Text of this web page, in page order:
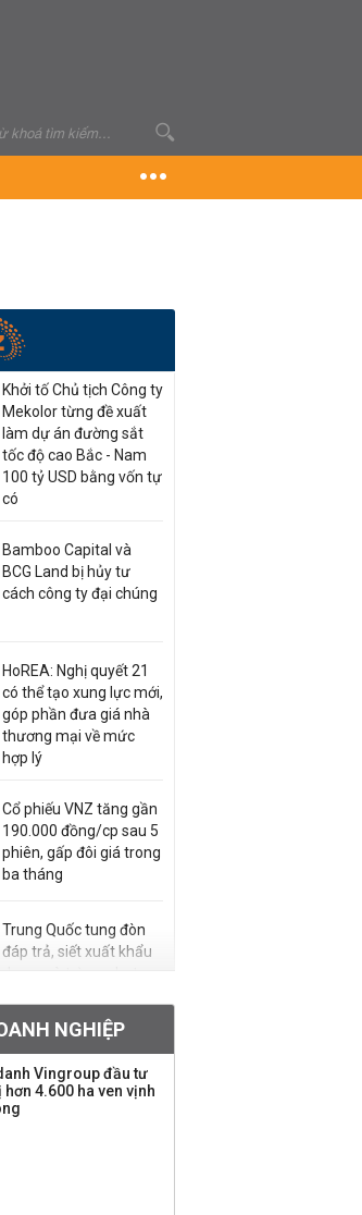
Khởi tố Chủ tịch Công ty
Mekolor từng đề xuất
làm dự án đường sắt
tốc độ cao Bắc - Nam
100 tỷ USD bằng vốn tự
có
Bamboo Capital và
BCG Land bị hủy tư
cách công ty đại chúng
HoREA: Nghị quyết 21
có thể tạo xung lực mới,
góp phần đưa giá nhà
thương mại về mức
hợp lý
Cổ phiếu VNZ tăng gần
190.000 đồng/cp sau 5
phiên, gấp đôi giá trong
ba tháng
Trung Quốc tung đòn
đáp trả, siết xuất khẩu
drone và trừng phạt
Hoá chất Đức Giang
công bố hai ứng viên
HĐQT, cổ phiếu DGC
tăng trần
NGHIỆP
Vingroup đầu tư
hơn 4.600 ha ven vịnh